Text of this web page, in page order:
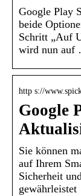
Google Play
beide
Schritt „Auf
wird nun auf
http s://
Google
Sie können
auf Ihrem
Sicherheit